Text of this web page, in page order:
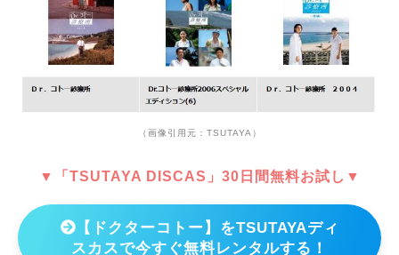
（画像引用元：TSUTAYA）
▼「TSUTAYA DISCAS」30日間無料お試し▼
【ドクターコトー】をTSUTAYAディ
スカスで今すぐ無料レンタルする！